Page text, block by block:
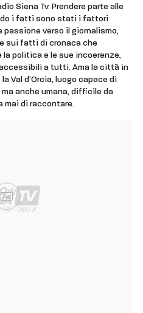
Siena Tv. Prendere parte alle
i fatti sono stati i fattori
verso il giornalismo,
sui fatti di cronaca che
politica e le sue incoerenze,
a tutti. Ama la città in
Val d’Orcia, luogo capace di
anche umana, difficile da
mai di raccontare.
Ad